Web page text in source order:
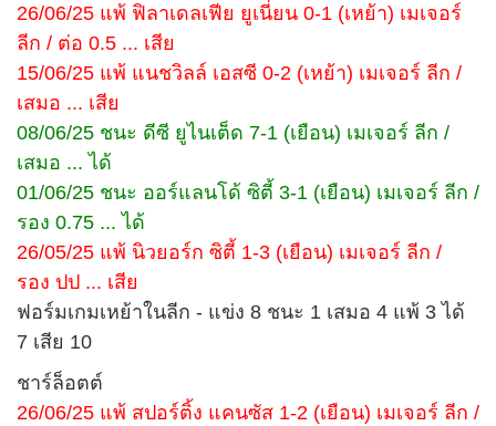
26/06/25 แพ้ ฟิลาเดลเฟีย ยูเนี่ยน 0-1 (เหย้า) เมเจอร์
ลีก / ต่อ 0.5 ... เสีย
15/06/25 แพ้ แนชวิลล์ เอสซี 0-2 (เหย้า) เมเจอร์ ลีก /
เสมอ ... เสีย
08/06/25 ชนะ ดีซี ยูไนเต็ด 7-1 (เยือน) เมเจอร์ ลีก /
เสมอ ... ได้
01/06/25 ชนะ ออร์แลนโด้ ซิตี้ 3-1 (เยือน) เมเจอร์ ลีก /
รอง 0.75 ... ได้
26/05/25 แพ้ นิวยอร์ก ซิตี้ 1-3 (เยือน) เมเจอร์ ลีก /
รอง ปป ... เสีย
ฟอร์มเกมเหย้าในลีก - แข่ง 8 ชนะ 1 เสมอ 4 แพ้ 3 ได้
7 เสีย 10
ชาร์ล็อตต์
26/06/25 แพ้ สปอร์ติ้ง แคนซัส 1-2 (เยือน) เมเจอร์ ลีก /